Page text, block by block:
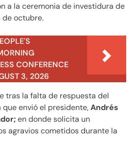
a la ceremonia de investidura de
de octubre.
CONFERENCE
3, 2026
tras la falta de respuesta del
envió el presidente,Andrés
en donde solicita un
agravios cometidos durante la